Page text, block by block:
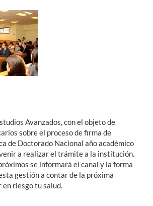
Avanzados, con el objeto de
sobre el proceso de firma de
de Doctorado Nacional año académico
a realizar el trámite a la institución.
se informará el canal y la forma
gestión a contar de la próxima
en riesgo tu salud.